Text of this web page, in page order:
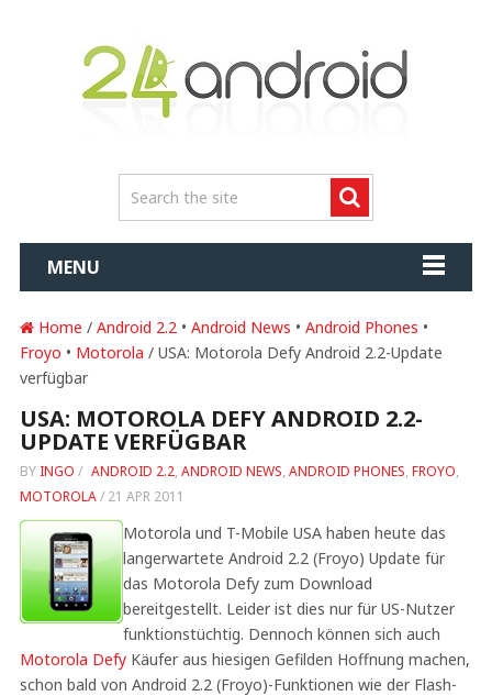
MENU
Home / Android 2.2• Android News • Android Phones •
Froyo • Motorola / USA: Motorola Defy Android 2.2-Update
verfügbar
USA: MOTOROLA DEFY ANDROID 2.2-
UPDATE VERFÜGBAR
BY INGO / ANDROID 2.2, ANDROID NEWS, ANDROID PHONES, FROYO,
MOTOROLA/ 21 APR 2011
Motorola und T-Mobile USA haben heute das
langerwartete Android 2.2 (Froyo) Update für
das Motorola Defy zum Download
bereitgestellt. Leider ist dies nur für US-Nutzer
funktionstüchtig. Dennoch können sich auch
Motorola DefyKäufer aus hiesigen Gefilden Hoffnung machen,
schon bald von Android 2.2 (Froyo)-Funktionen wie der Flash-